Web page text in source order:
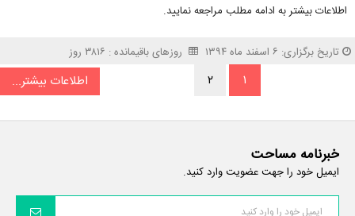
اطلاعات بیشتر به ادامه مطلب مراجعه نمایید.
تاریخ برگزاری: ۶ اسفند ماه ۱۳۹۴ روزهای باقیمانده : ۳۸۱۶ روز
اطلاعات بیشتر... ۱ ۲
خبرنامه مساحت
ایمیل خود را جهت عضویت وارد کنید.